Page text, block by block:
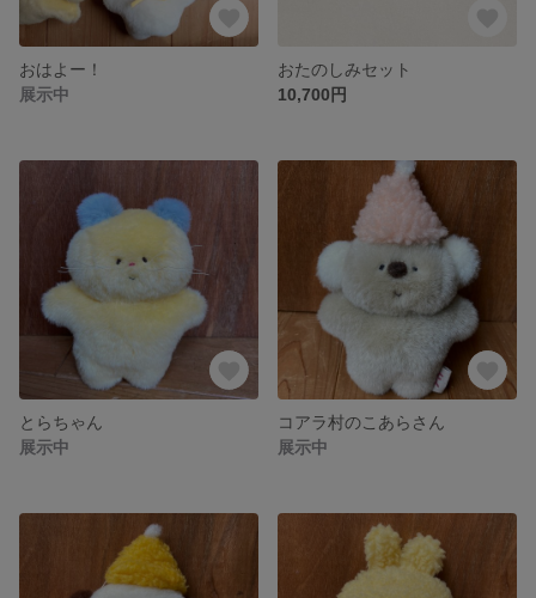
おはよー！
展示中
おたのしみセット
10,700円
とらちゃん
展示中
コアラ村のこあらさん
展示中